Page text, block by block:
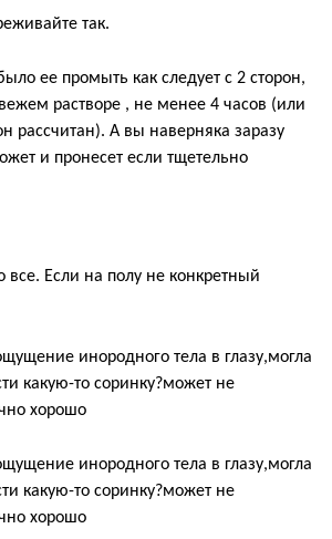
так.
ее промыть как следует с 2 сторон,
растворе , не менее 4 часов (или
рассчитан). А вы наверняка заразу
и пронесет если тщетельно
все. Если на полу не конкретный
инородного тела в глазу,могла
какую-то соринку?может не
хорошо
инородного тела в глазу,могла
какую-то соринку?может не
хорошо